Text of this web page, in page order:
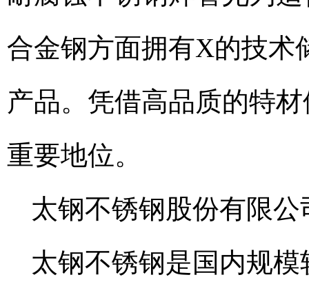
合金钢方面拥有X的技术
产品。凭借高品质的特
重要地位。
太钢不锈钢股份有限公
太钢不锈钢是国内规